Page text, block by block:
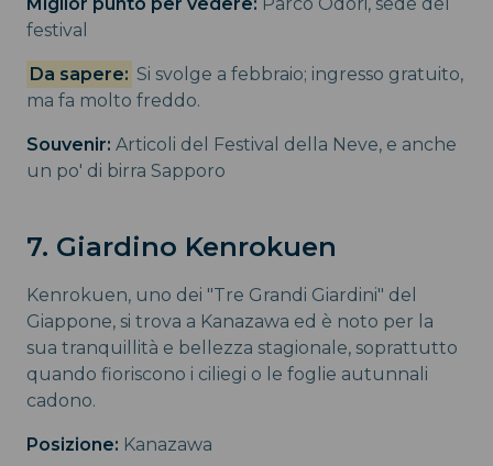
festival
Da sapere: Si svolge a febbraio; ingresso gratuito,
ma fa molto freddo.
Souvenir: Articoli del Festival della Neve, e anche
un po' di birra Sapporo
7. Giardino Kenrokuen
Kenrokuen, uno dei "Tre Grandi Giardini" del
Giappone, si trova a Kanazawa ed è noto per la
sua tranquillità e bellezza stagionale, soprattutto
quando fioriscono i ciliegi o le foglie autunnali
cadono.
Posizione: Kanazawa